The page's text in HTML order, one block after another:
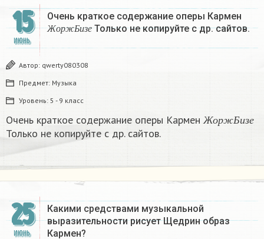
15
ИЮНЬ
Очень краткое содержание оперы Кармен
Ж о р ж Би зе
ЖоржБизе
Только не копируйте с др. сайтов.
Автор: qwerty080308
Предмет: Музыка
Уровень: 5 - 9 класс
Очень краткое содержание оперы КарменЖ о р ж Б и з е
Только не копируйте с др. сайтов.
25
ИЮНЬ
Какими средствами музыкальной
выразительности рисует Щедрин образ
Кармен?